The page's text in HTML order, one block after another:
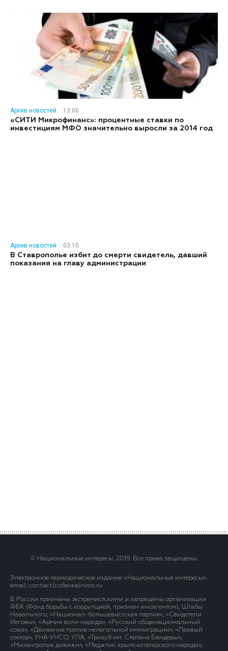
Архив новостей
13:00
«СИТИ Микрофинанс»: процентные ставки по
инвестициям МФО значительно выросли за 2014 год
Архив новостей
03:10
В Ставрополье избит до смерти свидетель, давший
показания на главу администрации
© Национальные интересы, 2019. Все права защищены.
Электронное периодическое издание «Национальные интересы» .
email: contact(сoбaчка)niros.ru
В России признаны экстремистскими и запрещены организации
ФБК (Фонд борьбы с коррупцией, признан иноагентом), Штабы
Навального, «Национал-большевистская партия», «Свидетели
Иеговы», «Армия воли народа», «Русский общенациональный
союз», «Движение против нелегальной иммиграции», «Правый
сектор», УНА-УНСО, УПА, «Тризуб им. Степана Бандеры»,
«Мизантропик дивижн», «Меджлис крымскотатарского народа»,